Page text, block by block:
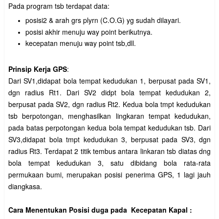
Pada program tsb terdapat data:
posisi2 & arah grs plyrn (C.O.G) yg sudah dilayari.
posisi akhir menuju way point berikutnya.
kecepatan menuju way point tsb,dll.
Prinsip Kerja GPS:
Dari SV1,didapat bola tempat kedudukan 1, berpusat pada SV1,
dgn radius Rt1. Dari SV2 didpt bola tempat kedudukan 2,
berpusat pada SV2, dgn radius Rt2. Kedua bola tmpt kedudukan
tsb berpotongan, menghasilkan lingkaran tempat kedudukan,
pada batas perpotongan kedua bola tempat kedudukan tsb. Dari
SV3,didapat bola tmpt kedudukan 3, berpusat pada SV3, dgn
radius Rt3. Terdapat 2 titik tembus antara linkaran tsb diatas dng
bola tempat kedudukan 3, satu dibidang bola rata-rata
permukaan bumi, merupakan posisi penerima GPS, 1 lagi jauh
diangkasa.
Cara Menentukan Posisi duga pada Kecepatan Kapal :